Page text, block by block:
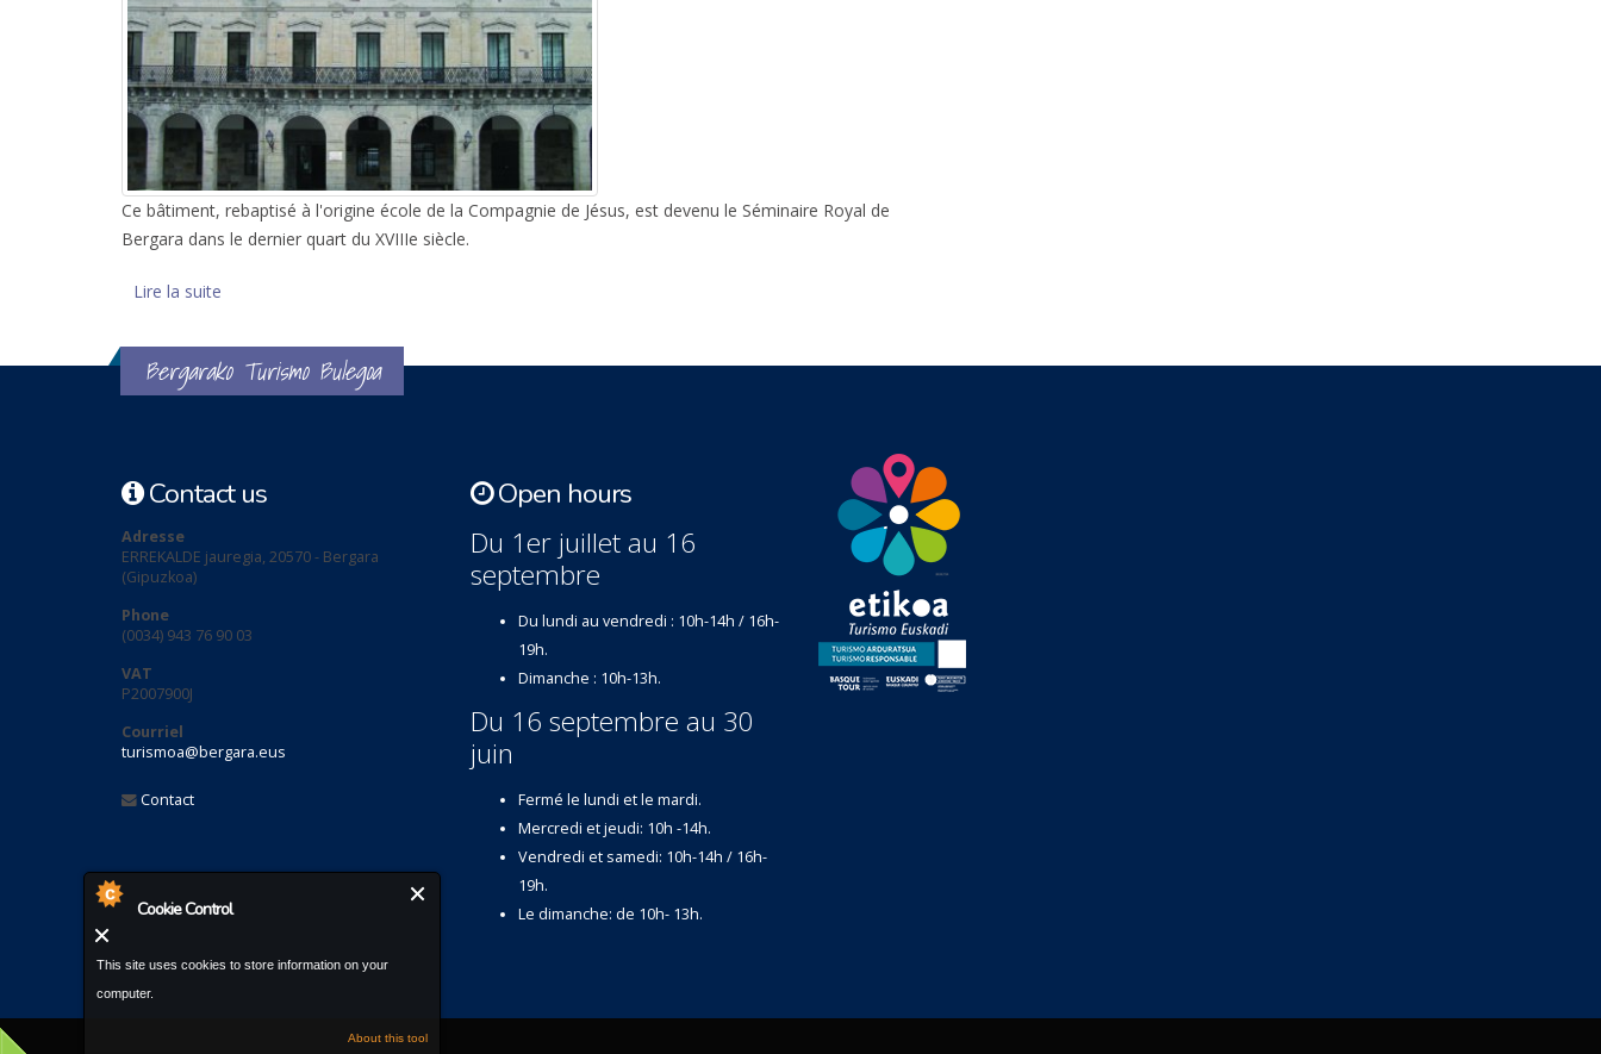
Cookie Control
This site uses cookies to store information on your
computer.
About this tool
Ce bâtiment, rebaptisé à l'origine école de la Compagnie de Jésus, est devenu le Séminaire Royal de
Bergara dans le dernier quart du XVIIIe siècle.
Lire la suite
Bergarako Turismo Bulegoa
Contact us
Adresse
ERREKALDE jauregia, 20570 - Bergara
(Gipuzkoa)
Phone
(0034) 943 76 90 03
VAT
P2007900J
Courriel
turismoa@bergara.eus
Contact
Open hours
Du 1er juillet au 16
septembre
Du lundi au vendredi : 10h-14h / 16h-
19h.
Dimanche : 10h-13h.
Du 16 septembre au 30
juin
Fermé le lundi et le mardi.
Mercredi et jeudi: 10h -14h.
Vendredi et samedi: 10h-14h / 16h-
19h.
Le dimanche: de 10h- 13h.